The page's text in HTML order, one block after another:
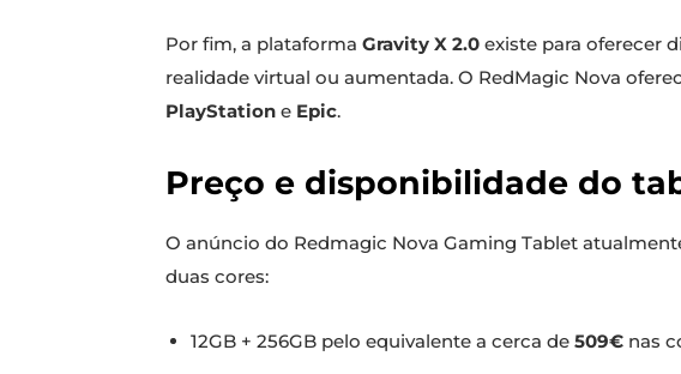
Por fim, a plataforma Gravity X 2.0 existe para oferecer
realidade virtual ou aumentada. O RedMagic Nova
PlayStation e Epic.
Preço e disponibilidade do
O anúncio do Redmagic Nova Gaming Tablet
duas cores:
12GB + 256GB pelo equivalente a cerca de 509€ nas